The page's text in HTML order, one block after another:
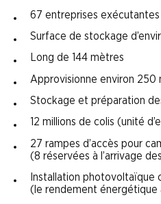
67 entreprises
Surface de stockage
Long de 144 mètres
Approvisionne environ 250
Stockage et préparation
12 millions de colis (unité
27 rampes d’accès pour
(8 réservées à l’arrivage
Installation photovoltaïque
(le rendement énergétique